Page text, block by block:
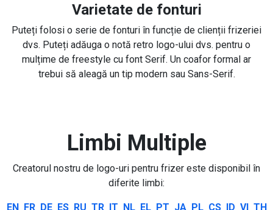
Varietate de fonturi
Puteți folosi o serie de fonturi în funcție de clienții frizeriei
dvs. Puteți adăuga o notă retro logo-ului dvs. pentru o
mulțime de freestyle cu font Serif. Un coafor formal ar
trebui să aleagă un tip modern sau Sans-Serif.
Limbi Multiple
Creatorul nostru de logo-uri pentru frizer este disponibil în
diferite limbi:
EN FR DE ES RU TR IT NL EL PT JA PL CS ID VI TH